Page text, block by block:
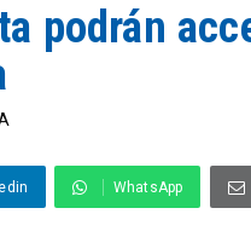
podrán
WhatsApp